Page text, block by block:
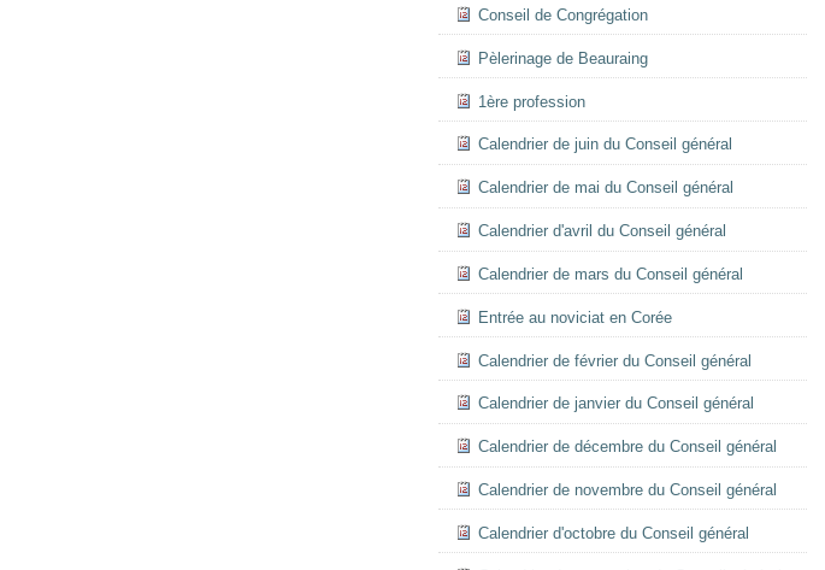
Conseil de Congrégation
Pèlerinage de Beauraing
1ère profession
Calendrier de juin du Conseil général
Calendrier de mai du Conseil général
Calendrier d'avril du Conseil général
Calendrier de mars du Conseil général
Entrée au noviciat en Corée
Calendrier de février du Conseil général
Calendrier de janvier du Conseil général
Calendrier de décembre du Conseil général
Calendrier de novembre du Conseil général
Calendrier d'octobre du Conseil général